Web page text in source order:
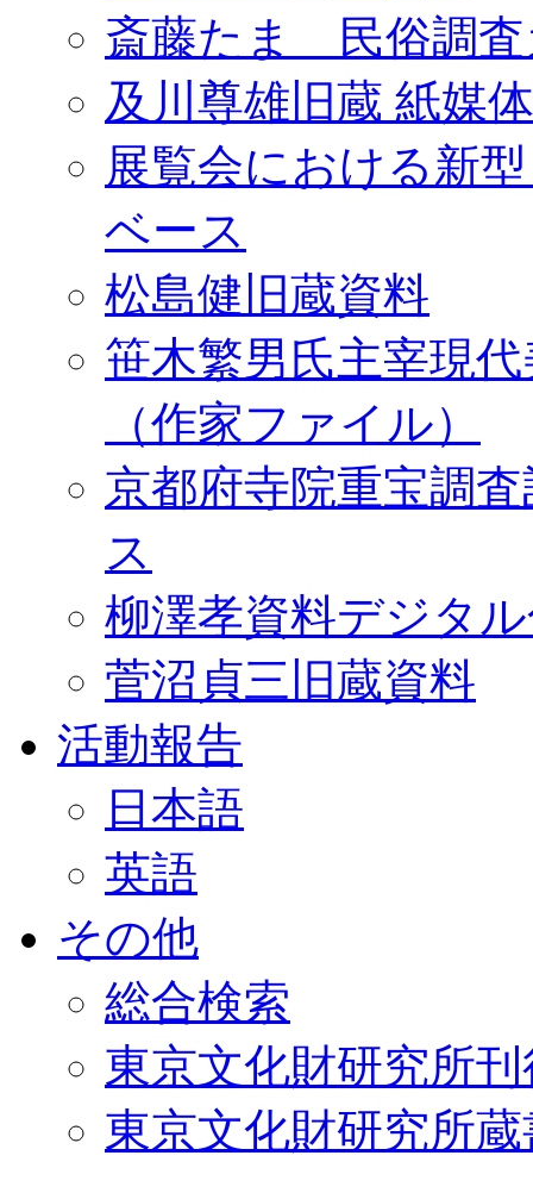
斎藤たま 民俗調査
及川尊雄旧蔵 紙媒
展覧会における新
ベース
松島健旧蔵資料
笹木繁男氏主宰現
（作家ファイル）
京都府寺院重宝調
ス
柳澤孝資料デジタ
菅沼貞三旧蔵資料
活動報告
日本語
英語
その他
総合検索
東京文化財研究所
東京文化財研究所